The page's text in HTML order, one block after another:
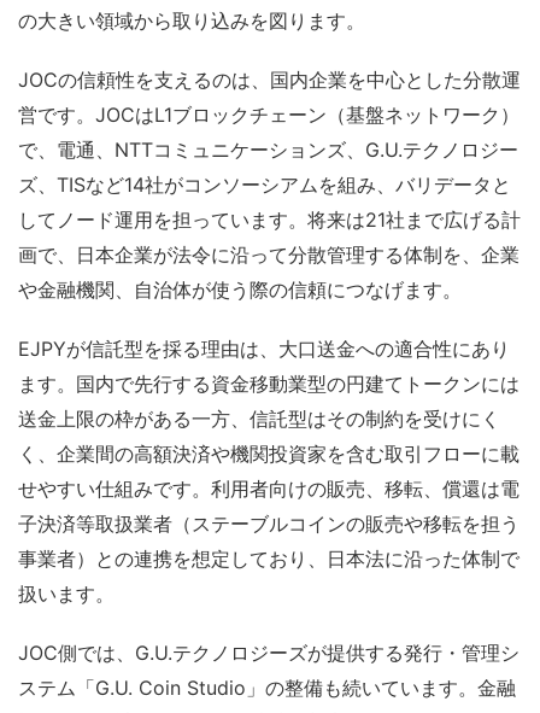
の大きい領域から取り込みを図ります。
JOCの信頼性を支えるのは、国内企業を中心とした分散運
営です。JOCはL1ブロックチェーン（基盤ネットワーク）
で、電通、NTTコミュニケーションズ、G.U.テクノロジー
ズ、TISなど14社がコンソーシアムを組み、バリデータと
してノード運用を担っています。将来は21社まで広げる計
画で、日本企業が法令に沿って分散管理する体制を、企業
や金融機関、自治体が使う際の信頼につなげます。
EJPYが信託型を採る理由は、大口送金への適合性にあり
ます。国内で先行する資金移動業型の円建てトークンには
送金上限の枠がある一方、信託型はその制約を受けにく
く、企業間の高額決済や機関投資家を含む取引フローに載
せやすい仕組みです。利用者向けの販売、移転、償還は電
子決済等取扱業者（ステーブルコインの販売や移転を担う
事業者）との連携を想定しており、日本法に沿った体制で
扱います。
JOC側では、G.U.テクノロジーズが提供する発行・管理シ
ステム「G.U. Coin Studio」の整備も続いています。金融